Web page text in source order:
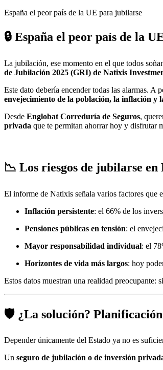
España el peor país de la UE para jubilarse
🔒 España el peor país de la
La jubilación, ese momento en el que todos
de Jubilación 2025 (GRI) de Natixis
Este dato debería encender todas las alarmas. A
envejecimiento de la población, la inflación y
Desde Englobat Correduría de Seguros,
privada que te permitan ahorrar hoy y disfrutar
📉 Los riesgos de jubilarse en
El informe de Natixis señala varios factores que
Inflación persistente: el 66% de los
Pensiones públicas en tensión: el
Mayor responsabilidad individual: el
Horizontes de vida más largos: hoy
Estos datos muestran una realidad
🛡️ ¿La solución?
Depender únicamente del Estado ya no es
Un seguro de jubilación o de inversión